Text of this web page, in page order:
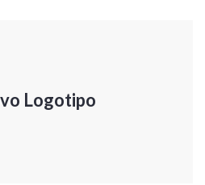
Logotipo